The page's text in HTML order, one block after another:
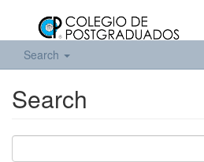
Search
Search